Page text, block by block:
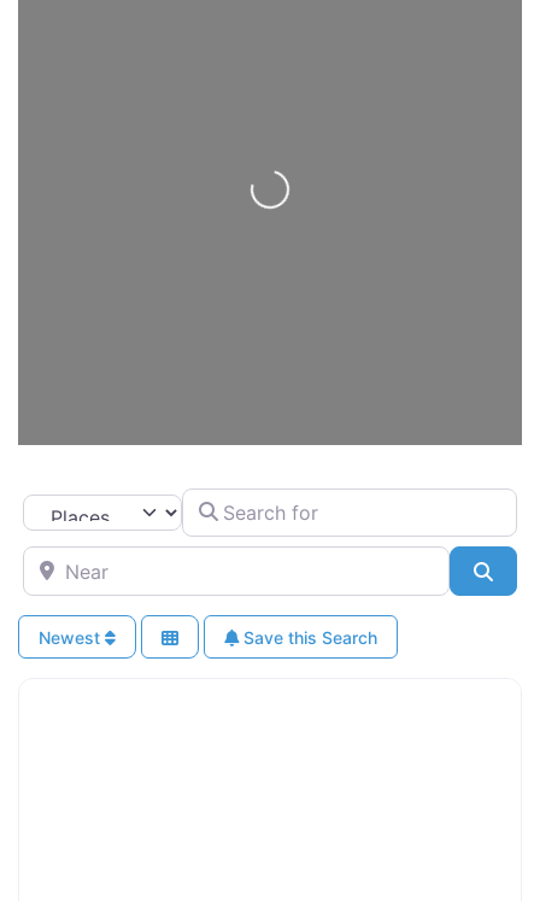
Select search typeSearch for
Near
Newest Save this Search
Loading...